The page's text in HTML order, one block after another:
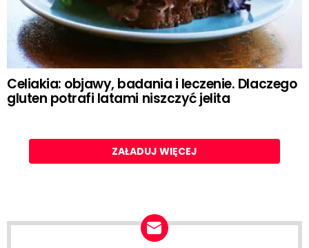
Celiakia: objawy, badania i leczenie. Dlaczego
gluten potrafi latami niszczyć jelita
ZAŁADUJ WIĘCEJ